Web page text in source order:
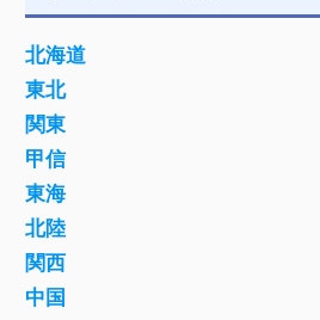
北海道
東北
関東
甲信
東海
北陸
関西
中国